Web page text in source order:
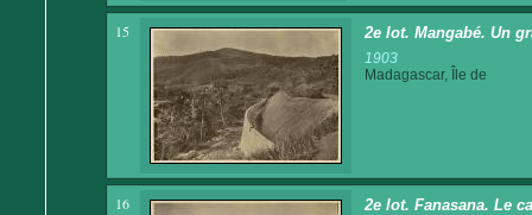
15 2e lot. Mangabé. Un
1903
Madagascar, Île de
16 2e lot. Fanasana. Le